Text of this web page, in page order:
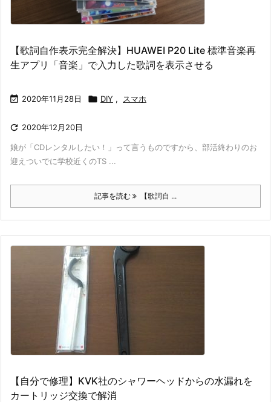
【歌詞自作表示完全解決】HUAWEI P20 Lite 標準音楽再
生アプリ「音楽」で入力した歌詞を表示させる
 2020年11月28日  DIY , スマホ
 2020年12月20日
娘が「CDレンタルしたい！」って言うものですから、部活終わりのお
迎えついでに学校近くのTS ...
記事を読む 【歌詞自 ...
【自分で修理】KVK社のシャワーヘッドからの水漏れを
カートリッジ交換で解消